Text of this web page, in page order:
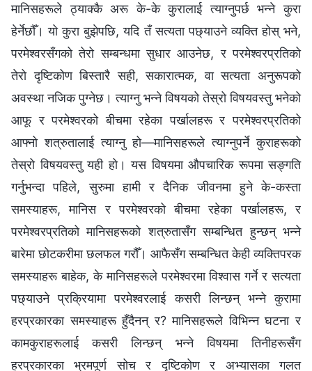
मानिसहरूले ठ्याक्कै अरू के-के कुरालाई त्याग्‍नुपर्छ भन्‍ने कुरा
हेर्नेछौँ। यो कुरा बुझेपछि, यदि तँ सत्यता पछ्याउने व्यक्ति होस् भने,
परमेश्‍वरसँगको तेरो सम्बन्धमा सुधार आउनेछ, र परमेश्‍वरप्रतिको
तेरो दृष्टिकोण बिस्तारै सही, सकारात्मक, वा सत्यता अनुरूपको
अवस्था नजिक पुग्‍नेछ। त्याग्‍नु भन्‍ने विषयको तेस्रो विषयवस्तु भनेको
आफू र परमेश्‍वरको बीचमा रहेका पर्खालहरू र परमेश्‍वरप्रतिको
आफ्नो शत्रुतालाई त्याग्‍नु हो—मानिसहरूले त्याग्‍नुपर्ने कुराहरूको
तेस्रो विषयवस्तु यही हो। यस विषयमा औपचारिक रूपमा सङ्गति
गर्नुभन्दा पहिले, सुरुमा हामी र दैनिक जीवनमा हुने के-कस्ता
समस्याहरू, मानिस र परमेश्‍वरको बीचमा रहेका पर्खालहरू, र
परमेश्‍वरप्रतिको मानिसहरूको शत्रुतासँग सम्बन्धित हुन्छन् भन्ने
बारेमा छोटकरीमा छलफल गरौँ। आफैसँग सम्बन्धित केही व्यक्तिपरक
समस्याहरू बाहेक, के मानिसहरूले परमेश्‍वरमा विश्‍वास गर्ने र सत्यता
पछ्याउने प्रक्रियामा परमेश्‍वरलाई कसरी लिन्छन् भन्‍ने कुरामा
हरप्रकारका समस्याहरू हुँदैनन् र? मानिसहरूले विभिन्‍न घटना र
कामकुराहरूलाई कसरी लिन्छन् भन्ने विषयमा तिनीहरूसँग
हरप्रकारका भ्रमपूर्ण सोच र दृष्टिकोण र अभ्यासका गलत